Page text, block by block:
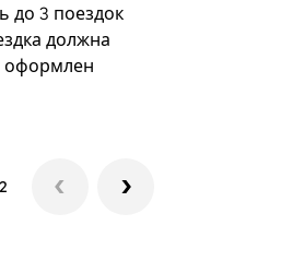
до 3 поездок
должна
оформлен